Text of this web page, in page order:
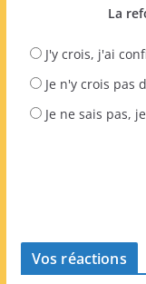
La
J'y crois, j'ai
Je n'y crois pas
Je ne sais pas,
Vos réactions